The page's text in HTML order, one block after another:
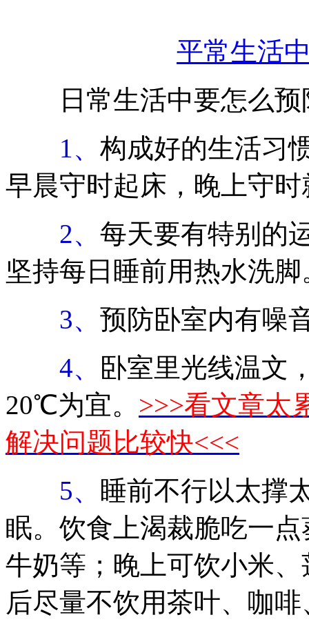
平常生活
日常生活中要怎么预
1、 构成好的生活习
早晨守时起床，晚上守
2、 每天要有特别的
坚持每日睡前用热水洗
3、 预防卧室内有噪
4、
卧室里光线温文
20℃为宜。 >>>看文章太
解决问题比较快<<<
5、 睡前不行以太撑
眠。饮食上渴裁脆吃一
牛奶等；晚上可饮小米
后尽量不饮用茶叶、咖